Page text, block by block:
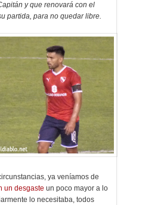
y que renovará con el
partida, para no quedar libre.
ya veníamos de
un desgaste un poco mayor a lo
lo necesitaba, todos